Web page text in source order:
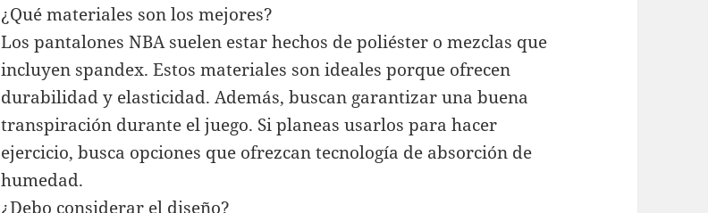
¿Qué materiales son los mejores?
Los pantalones NBA suelen estar hechos de poliéster o mezclas que
incluyen spandex. Estos materiales son ideales porque ofrecen
durabilidad y elasticidad. Además, buscan garantizar una buena
transpiración durante el juego. Si planeas usarlos para hacer
ejercicio, busca opciones que ofrezcan tecnología de absorción de
humedad.
¿Debo considerar el diseño?